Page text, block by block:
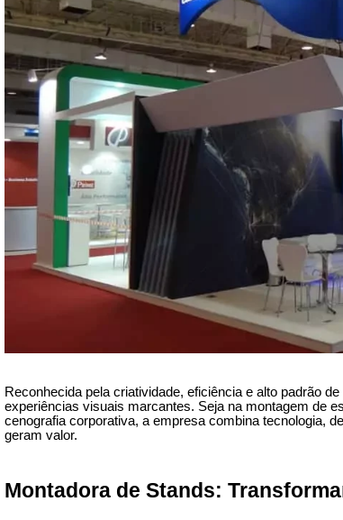
Reconhecida pela criatividade, eficiência e alto padrão
experiências visuais marcantes. Seja na montagem de
cenografia corporativa, a empresa combina tecnologia,
geram valor.
Montadora de Stands: